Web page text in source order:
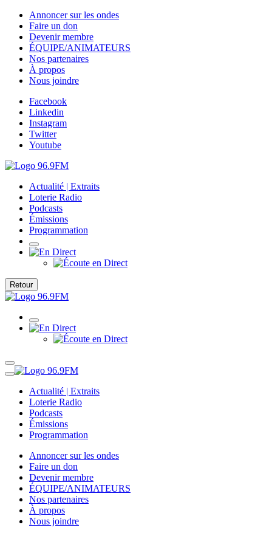
Annoncer sur les ondes
Faire un don
Devenir membre
ÉQUIPE/ANIMATEURS
Nos partenaires
À propos
Nous joindre
Facebook
Linkedin
Instagram
Twitter
Youtube
Actualité | Extraits
Loterie Radio
Podcasts
Émissions
Programmation
Retour
Actualité | Extraits
Loterie Radio
Podcasts
Émissions
Programmation
Annoncer sur les ondes
Faire un don
Devenir membre
ÉQUIPE/ANIMATEURS
Nos partenaires
À propos
Nous joindre